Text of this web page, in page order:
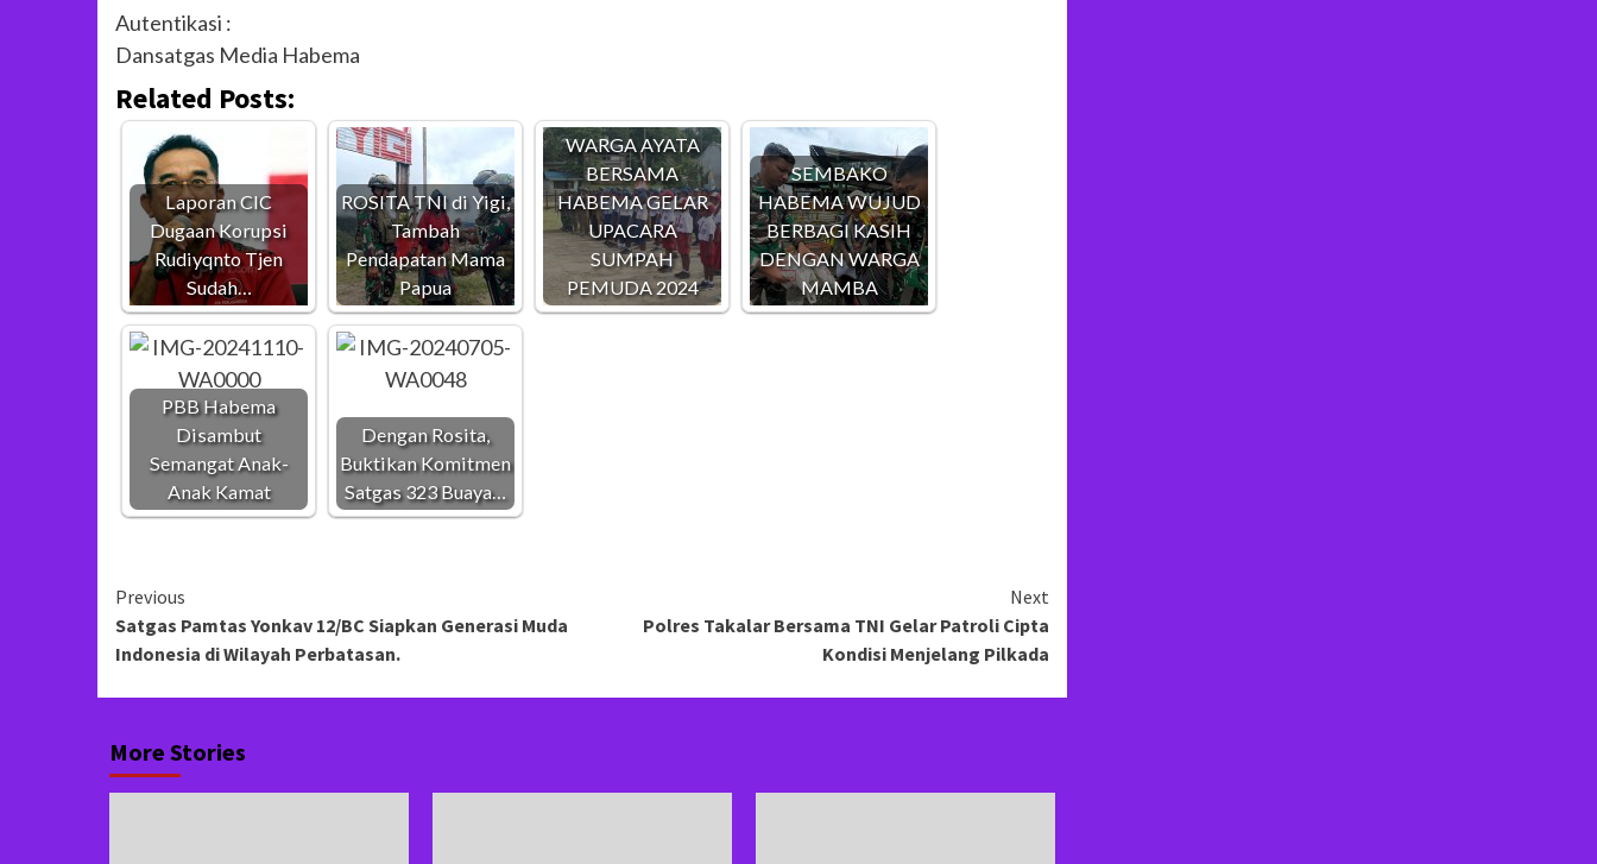
Autentikasi :
Dansatgas Media Habema
Related Posts:
Laporan CIC
Dugaan Korupsi
Rudiyqnto Tjen
Sudah…
ROSITA TNI di Yigi,
Tambah
Pendapatan Mama
Papua
WARGA AYATA
BERSAMA
HABEMA GELAR
UPACARA
SUMPAH
PEMUDA 2024
SEMBAKO
HABEMA WUJUD
BERBAGI KASIH
DENGAN WARGA
MAMBA
PBB Habema
Disambut
Semangat Anak-
Anak Kamat
Dengan Rosita,
Buktikan Komitmen
Satgas 323 Buaya…
Continue
Reading
Previous
Satgas Pamtas Yonkav 12/BC Siapkan Generasi Muda
Indonesia di Wilayah Perbatasan.
Next
Polres Takalar Bersama TNI Gelar Patroli Cipta
Kondisi Menjelang Pilkada
More Stories